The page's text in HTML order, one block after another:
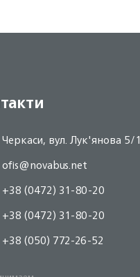
Черкаси, вул. Лук'янова 5/1
ofis@novabus.net
+38 (0472) 31-80-20
+38 (0472) 31-80-20
+38 (050) 772-26-52